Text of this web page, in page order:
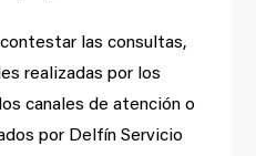
las consultas,
realizadas por los
canales de atención o
por Delfín Servicio